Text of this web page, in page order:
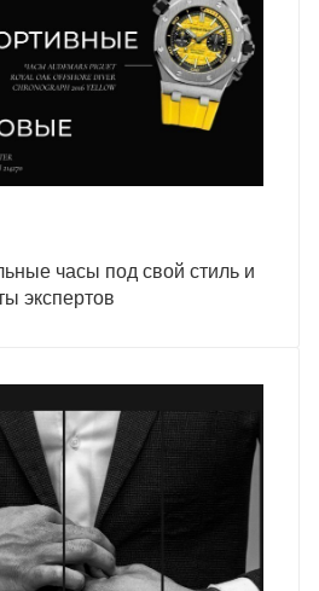
часы под свой стиль и
экспертов